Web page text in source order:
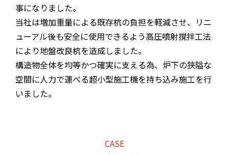
事になりました。
当社は増加重量による既存杭の負担を軽減させ、リニ
ューアル後も安全に使用できるよう高圧噴射撹拌工法
により地盤改良杭を造成しました。
構造物全体を均等かつ確実に支える為、炉下の狭隘な
空間に人力で運べる超小型施工機を持ち込み施工を行
いました。
CASE